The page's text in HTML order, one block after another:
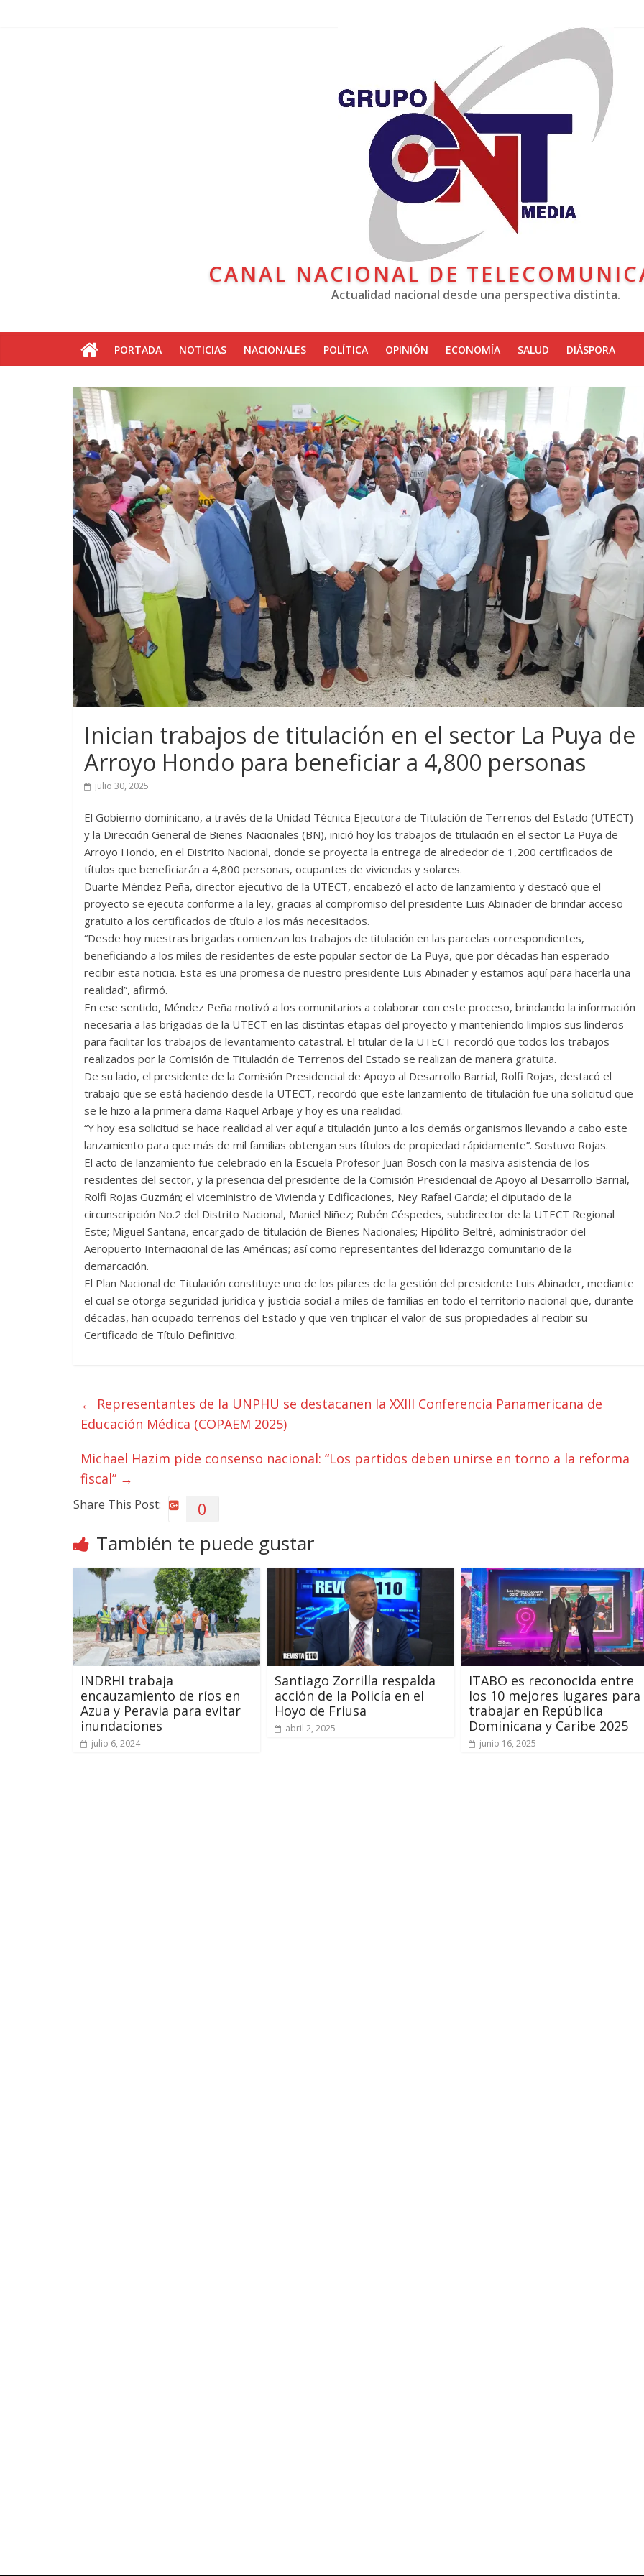
CANAL NACIONAL DE
Actualidad nacional desde una perspectiva distinta.
PORTADA NOTICIAS NACIONALES POLÍTICA OPINIÓN ECONOMÍA SALUD DIÁSPORA
Inician trabajos de titulación en el sector La Puya de
Arroyo Hondo para beneficiar a 4,800 personas
julio 30, 2025
El Gobierno dominicano, a través de la Unidad Técnica Ejecutora de Titulación de Terrenos del Estado (UTECT)
y la Dirección General de Bienes Nacionales (BN), inició hoy los trabajos de titulación en el sector La Puya de
Arroyo Hondo, en el Distrito Nacional, donde se proyecta la entrega de alrededor de 1,200 certificados de
títulos que beneficiarán a 4,800 personas, ocupantes de viviendas y solares.
Duarte Méndez Peña, director ejecutivo de la UTECT, encabezó el acto de lanzamiento y destacó que el
proyecto se ejecuta conforme a la ley, gracias al compromiso del presidente Luis Abinader de brindar acceso
gratuito a los certificados de título a los más necesitados.
“Desde hoy nuestras brigadas comienzan los trabajos de titulación en las parcelas correspondientes,
beneficiando a los miles de residentes de este popular sector de La Puya, que por décadas han esperado
recibir esta noticia. Esta es una promesa de nuestro presidente Luis Abinader y estamos aquí para hacerla una
realidad”, afirmó.
En ese sentido, Méndez Peña motivó a los comunitarios a colaborar con este proceso, brindando la información
necesaria a las brigadas de la UTECT en las distintas etapas del proyecto y manteniendo limpios sus linderos
para facilitar los trabajos de levantamiento catastral. El titular de la UTECT recordó que todos los trabajos
realizados por la Comisión de Titulación de Terrenos del Estado se realizan de manera gratuita.
De su lado, el presidente de la Comisión Presidencial de Apoyo al Desarrollo Barrial, Rolfi Rojas, destacó el
trabajo que se está haciendo desde la UTECT, recordó que este lanzamiento de titulación fue una solicitud que
se le hizo a la primera dama Raquel Arbaje y hoy es una realidad.
“Y hoy esa solicitud se hace realidad al ver aquí a titulación junto a los demás organismos llevando a cabo este
lanzamiento para que más de mil familias obtengan sus títulos de propiedad rápidamente”. Sostuvo Rojas.
El acto de lanzamiento fue celebrado en la Escuela Profesor Juan Bosch con la masiva asistencia de los
residentes del sector, y la presencia del presidente de la Comisión Presidencial de Apoyo al Desarrollo Barrial,
Rolfi Rojas Guzmán; el viceministro de Vivienda y Edificaciones, Ney Rafael García; el diputado de la
circunscripción No.2 del Distrito Nacional, Maniel Niñez; Rubén Céspedes, subdirector de la UTECT Regional
Este; Miguel Santana, encargado de titulación de Bienes Nacionales; Hipólito Beltré, administrador del
Aeropuerto Internacional de las Américas; así como representantes del liderazgo comunitario de la
demarcación.
El Plan Nacional de Titulación constituye uno de los pilares de la gestión del presidente Luis Abinader, mediante
el cual se otorga seguridad jurídica y justicia social a miles de familias en todo el territorio nacional que, durante
décadas, han ocupado terrenos del Estado y que ven triplicar el valor de sus propiedades al recibir su
Certificado de Título Definitivo.
← Representantes de la UNPHU se destacanen la XXIII Conferencia Panamericana de
Educación Médica (COPAEM 2025)
Michael Hazim pide consenso nacional: “Los partidos deben unirse en torno a la reforma
fiscal” →
Share This Post: 0
También te puede gustar
INDRHI trabaja
encauzamiento de ríos en
Azua y Peravia para evitar
inundaciones
julio 6, 2024
Santiago Zorrilla respalda
acción de la Policía en el
Hoyo de Friusa
abril 2, 2025
ITABO es reconocida entre
los 10 mejores lugares para
trabajar en República
Dominicana y Caribe 2025
junio 16, 2025